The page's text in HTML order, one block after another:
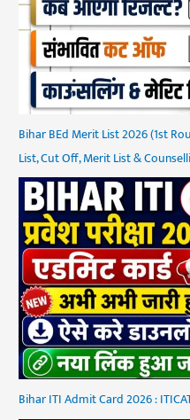
Bihar BEd Merit List 2026 (1st
List, Cut Off, Merit List &
Bihar ITI Admit Card 2026 : ITICAT